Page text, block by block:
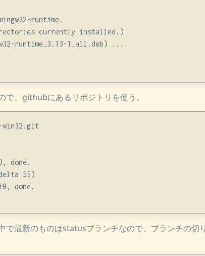
runtime.
currently installed.)
runtime_3.13-1_all.deb) ...
、githubにあるリポジトリを使う。
win32.git
done.
55)
done.
で最新のものはstatusブランチなので、ブランチの切